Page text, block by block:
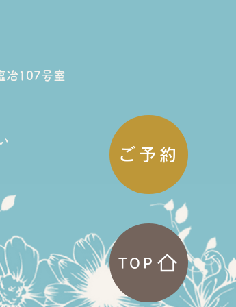
も体も軽く
ご予約
TOP
冶107号室